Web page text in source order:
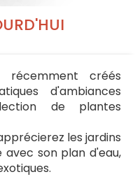
récemment créés
d'ambiances
de plantes
les jardins
avec son plan d'eau,